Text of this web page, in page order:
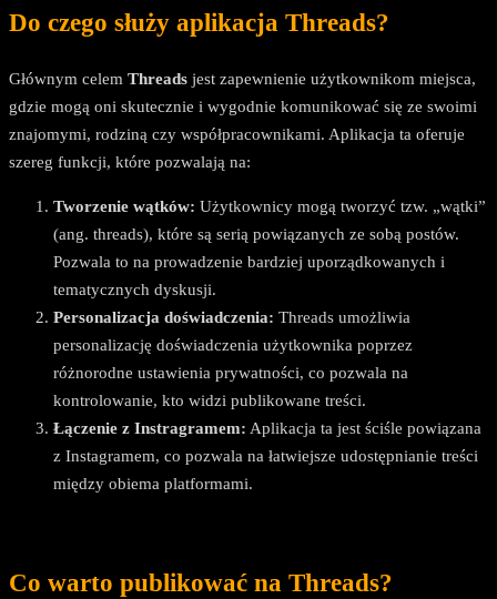
Do czego służy aplikacja Threads?
Głównym celem Threads jest zapewnienie użytkownikom miejsca,
gdzie mogą oni skutecznie i wygodnie komunikować się ze swoimi
znajomymi, rodziną czy współpracownikami. Aplikacja ta oferuje
szereg funkcji, które pozwalają na:
Tworzenie wątków: Użytkownicy mogą tworzyć tzw. „wątki”
(ang. threads), które są serią powiązanych ze sobą postów.
Pozwala to na prowadzenie bardziej uporządkowanych i
tematycznych dyskusji.
Personalizacja doświadczenia: Threads umożliwia
personalizację doświadczenia użytkownika poprzez
różnorodne ustawienia prywatności, co pozwala na
kontrolowanie, kto widzi publikowane treści.
Łączenie z Instragramem: Aplikacja ta jest ściśle powiązana
z Instagramem, co pozwala na łatwiejsze udostępnianie treści
między obiema platformami.
Co warto publikować na Threads?